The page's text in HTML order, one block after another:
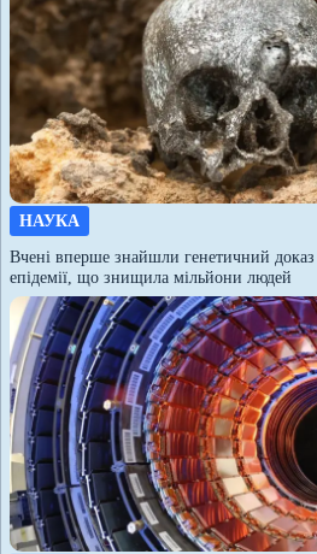
НАУКА
Вчені вперше знайшли генетичний
епідемії, що знищила мільйони людей